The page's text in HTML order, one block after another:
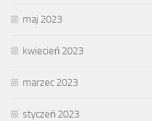
maj 2023
kwiecień 2023
marzec 2023
styczeń 2023